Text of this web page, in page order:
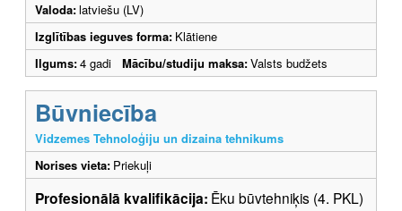
Valoda:latviešu (LV)
Izglītības ieguves forma: Klātiene
Ilgums:4 gadi Mācību/studiju maksa:Valsts budžets
Būvniecība
Vidzemes Tehnoloģiju un dizaina tehnikums
Norises vieta: Priekuļi
Profesionālā kvalifikācija: Ēku būvtehniķis (4. PKL)